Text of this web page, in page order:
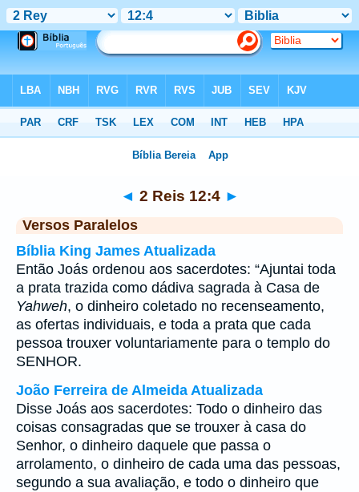
◄ 2 Reis 12:4 ►
Versos Paralelos
Bíblia King James Atualizada
Então Joás ordenou aos sacerdotes: “Ajuntai toda
a prata trazida como dádiva sagrada à Casa de
Yahweh, o dinheiro coletado no recenseamento,
as ofertas individuais, e toda a prata que cada
pessoa trouxer voluntariamente para o templo do
SENHOR.
João Ferreira de Almeida Atualizada
Disse Joás aos sacerdotes: Todo o dinheiro das
coisas consagradas que se trouxer à casa do
Senhor, o dinheiro daquele que passa o
arrolamento, o dinheiro de cada uma das pessoas,
segundo a sua avaliação, e todo o dinheiro que